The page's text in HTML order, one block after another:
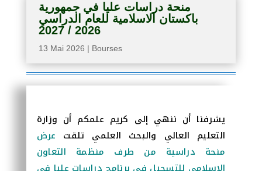
منحة دراسات عليا في جمهورية
باكستان الاسلامية للعام الدراسي
2026 / 2027
13 Mai 2026 | Bourses
يشرفنا أن ننهي إلى كريم علمكم أن وزارة
التعليم العالي والبحث العلمي تلقت عرض
منحة دراسية من طرف منظمة التعاون